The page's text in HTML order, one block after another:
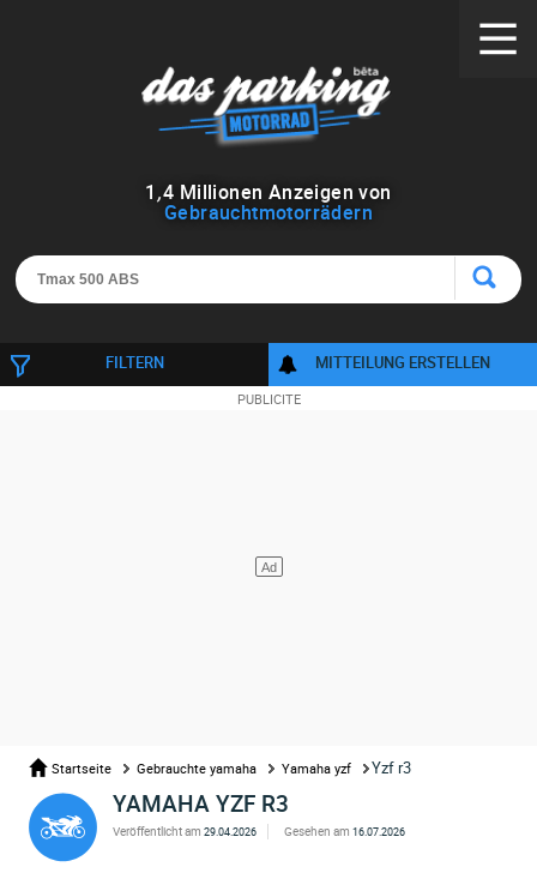
1 ,4 Millionen Anzeigen von
Gebrauchtmotorrädern
FILTERN MITTEILUNG ERSTELLEN
Startseite Gebrauchte yamaha Yamaha yzf Yzf r3
YAMAHA YZF R3
Veröffentlicht am 29.04.2026 Gesehen am 16.07.2026